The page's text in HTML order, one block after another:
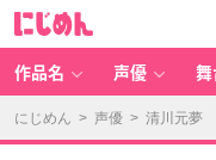
作品名 声優 舞
にじめん > 声優 > 清川元夢